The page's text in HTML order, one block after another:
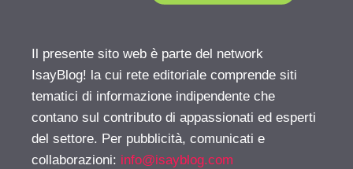
Il presente sito web è parte del network
IsayBlog! la cui rete editoriale comprende siti
tematici di informazione indipendente che
contano sul contributo di appassionati ed esperti
del settore. Per pubblicità, comunicati e
collaborazioni: info@isayblog.com